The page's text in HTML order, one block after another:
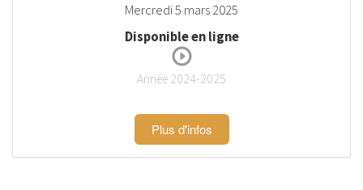
Mercredi 5 mars 2025
Disponible en ligne
Année 2024-2025
Plus d'infos